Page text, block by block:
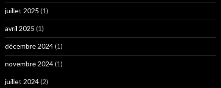
juillet 2025 (1)
avril 2025 (1)
décembre 2024(1)
novembre 2024(1)
juillet 2024(2)